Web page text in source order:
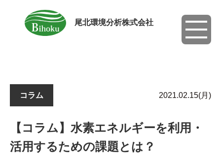
尾北環境分析株式会社
toggle
コラム 2021.02.15(月)
【コラム】水素エネルギーを利用・
活用するための課題とは？